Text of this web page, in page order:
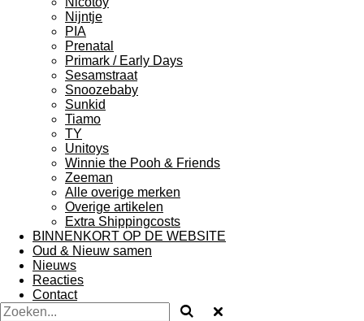
Nijntje
PIA
Prenatal
Primark / Early Days
Sesamstraat
Snoozebaby
Sunkid
Tiamo
TY
Unitoys
Winnie the Pooh & Friends
Zeeman
Alle overige merken
Overige artikelen
Extra Shippingcosts
BINNENKORT OP DE WEBSITE
Oud & Nieuw samen
Nieuws
Reacties
Contact